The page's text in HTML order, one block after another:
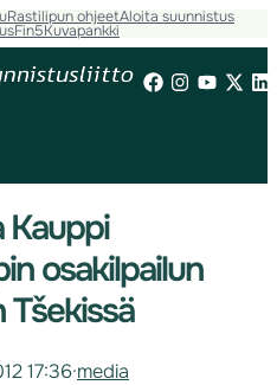
Rastilipun ohjeetAloita suunnistus
Fin5Kuvapankki
Kauppi
osakilpailun
17:36·media